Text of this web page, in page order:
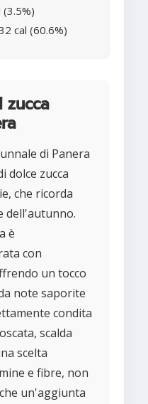
(3.5%)
cal (60.6%)
zucca
di Panera
dolce zucca
che ricorda
dell'autunno.
è
con
un tocco
note saporite
condita
scalda
scelta
e fibre, non
un'aggiunta